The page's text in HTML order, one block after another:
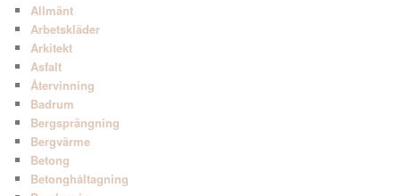
Allmänt
Arbetskläder
Arkitekt
Asfalt
Återvinning
Badrum
Bergsprängning
Bergvärme
Betong
Betonghåltagning